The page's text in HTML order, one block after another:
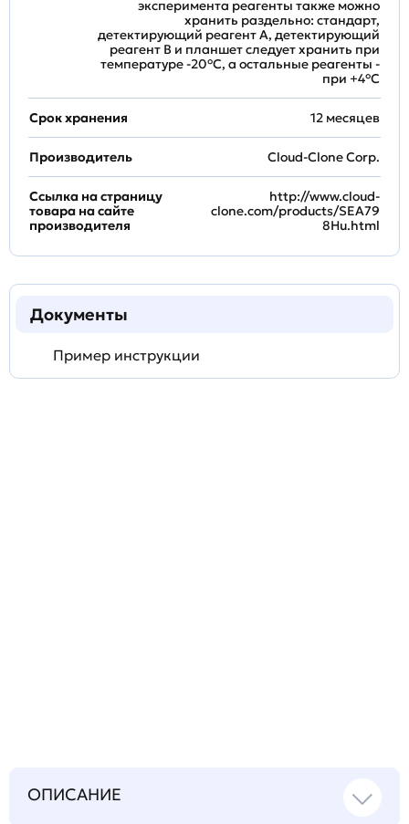
эксперимента реагенты также можно
хранить раздельно: стандарт,
детектирующий реагент A, детектирующий
реагент B и планшет следует хранить при
температуре -20°C, а остальные реагенты -
при +4°С
Срок хранения 12 месяцев
Производитель Cloud-Clone Corp.
Ссылка на страницу
товара на сайте
производителя
http://www.cloud-
clone.com/products/SEA79
8Hu.html
Документы
Пример инструкции
ОПИСАНИЕ